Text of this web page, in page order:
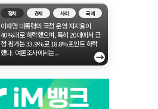
정치 경제 사회 국제
이재명 대통령의 국정 운영 지지율이
40%대로 하락했으며, 특히 20대에서 긍
정 평가는 33.9%로 18.8%포인트 하락
했다. 여론조사에서는...
→